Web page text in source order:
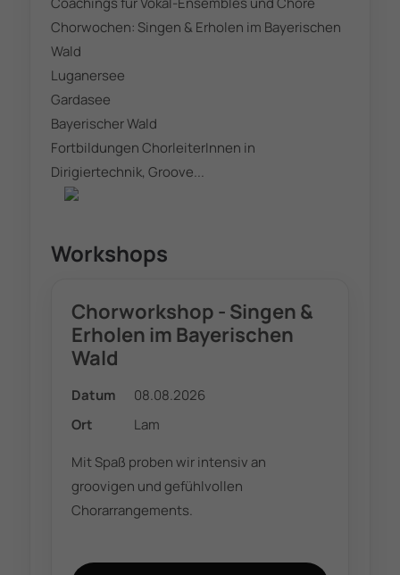
Chorwochen: Singen & Erholen im Bayerischen
Wald
Luganersee
Gardasee
Bayerischer Wald
Fortbildungen ChorleiterInnen in
Dirigiertechnik, Groove...
Workshops
Chorworkshop - Singen &
Erholen im Bayerischen
Wald
Datum
08.08.2026
Ort
Lam
Mit Spaß proben wir intensiv an
groovigen und gefühlvollen
Chorarrangements.